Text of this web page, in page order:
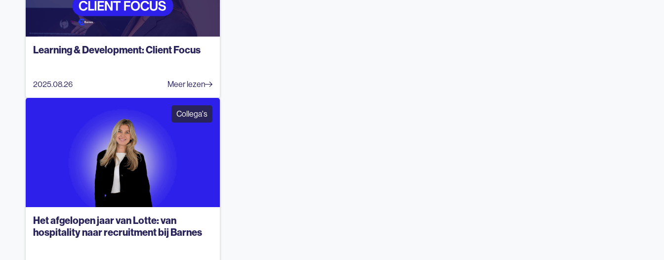
Learning & Development: Client Focus
2025.08.26 Meer lezen
Collega's
Het afgelopen jaar van Lotte: van
hospitality naar recruitment bij Barnes